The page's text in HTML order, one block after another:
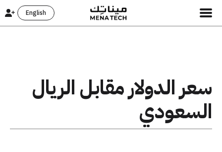
English
سعر الدولار مقابل الريال
السعودي